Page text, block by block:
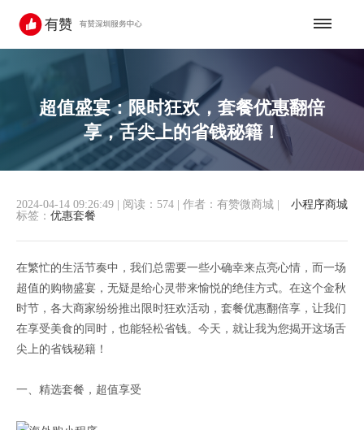
超值盛宴：限时狂欢，套餐优惠翻倍
享，舌尖上的省钱秘籍！
小程序商城
2024-04-14 09:26:49 阅读：574 作者：有赞微商城
标签： 优惠套餐
在繁忙的生活节奏中，我们总需要一些小确幸来点亮心情，而一场
超值的购物盛宴，无疑是给心灵带来愉悦的绝佳方式。在这个金秋
时节，各大商家纷纷推出限时狂欢活动，套餐优惠翻倍享，让我们
在享受美食的同时，也能轻松省钱。今天，就让我为您揭开这场舌
尖上的省钱秘籍！
一、精选套餐，超值享受